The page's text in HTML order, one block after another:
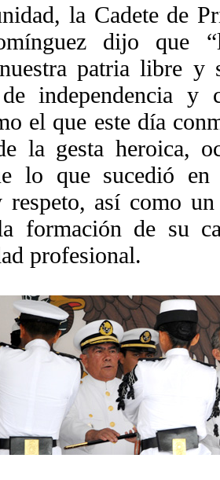
la Cadete de
dijo que
patria libre y
independencia y
el que este día
la gesta heroica,
lo que sucedió
respeto, así como
formación de su
profesional.